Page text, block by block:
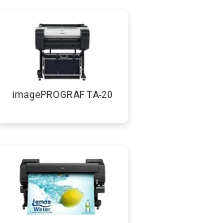
imagePROGRAF TA-20